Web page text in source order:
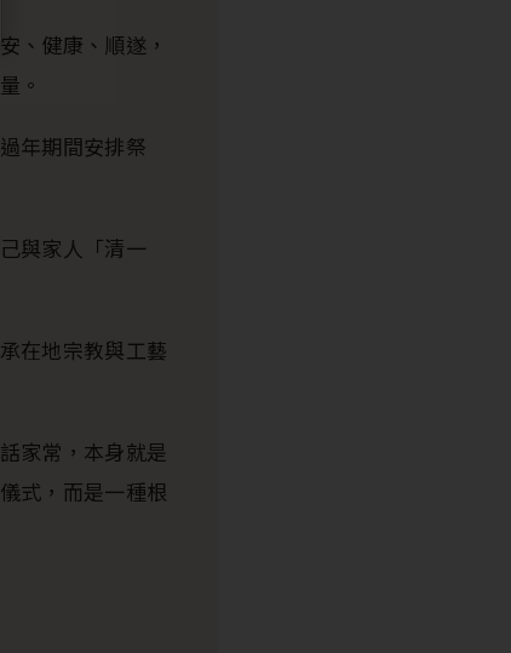
、健康、順遂，
。
年期間安排祭
與家人「清一
在地宗教與工藝
家常，本身就是
式，而是一種根